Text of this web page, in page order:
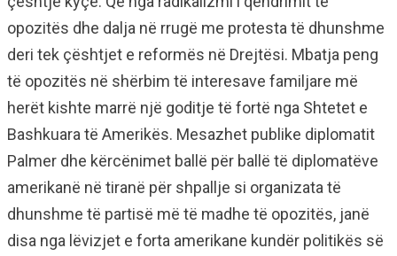
opozitës dhe dalja në rrugë me protesta të dhunshme
deri tek çështjet e reformës në Drejtësi. Mbatja peng
të opozitës në shërbim të interesave familjare më
herët kishte marrë një goditje të fortë nga Shtetet e
Bashkuara të Amerikës. Mesazhet publike diplomatit
Palmer dhe kërcënimet ballë për ballë të diplomatëve
amerikanë në tiranë për shpallje si organizata të
dhunshme të partisë më të madhe të opozitës, janë
disa nga lëvizjet e forta amerikane kundër politikës së